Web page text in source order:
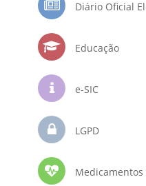
Diário Oficial
Educação
e-SIC
LGPD